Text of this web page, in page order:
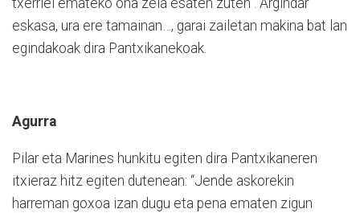
txerriei emateko ona zela esaten zuten”. Argindar
eskasa, ura ere tamainan…, garai zailetan makina bat lan
egindakoak dira Pantxikanekoak.
Agurra
Pilar eta Marines hunkitu egiten dira Pantxikaneren
itxieraz hitz egiten dutenean: “Jende askorekin
harreman goxoa izan dugu eta pena ematen zigun